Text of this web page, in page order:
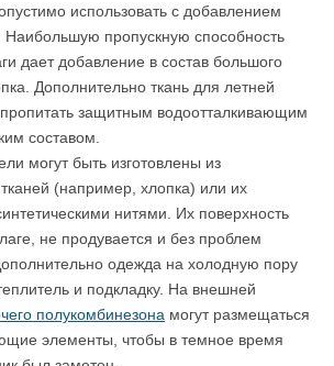
использовать с добавлением
Наибольшую пропускную способность
дает добавление в состав большого
Дополнительно ткань для летней
защитным водоотталкивающим
составом.
могут быть изготовлены из
(например, хлопка) или их
нитями. Их поверхность
не продувается и без проблем
одежда на холодную пору
и подкладку. На внешней
полукомбинезона могут размещаться
элементы, чтобы в темное время